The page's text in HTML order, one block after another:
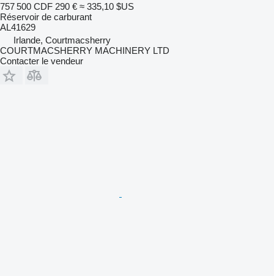
757 500 CDF 290 € ≈ 335,10 $US
Réservoir de carburant
AL41629
Irlande, Courtmacsherry
COURTMACSHERRY MACHINERY LTD
Contacter le vendeur